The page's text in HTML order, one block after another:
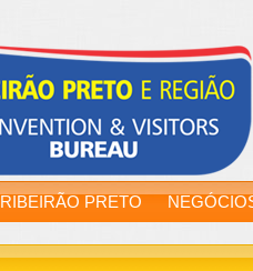
RIBEIRÃO PRETO